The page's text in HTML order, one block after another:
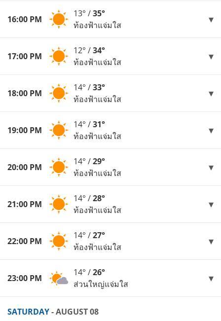
16:00 PM
13° /35°
ท้องฟ้าแจ่มใส
17:00 PM
12° /34°
ท้องฟ้าแจ่มใส
18:00 PM
14° /33°
ท้องฟ้าแจ่มใส
19:00 PM
14° /31°
ท้องฟ้าแจ่มใส
20:00 PM
14° /29°
ท้องฟ้าแจ่มใส
21:00 PM
14° /28°
ท้องฟ้าแจ่มใส
22:00 PM
14° /27°
ท้องฟ้าแจ่มใส
23:00 PM
14° /26°
ส่วนใหญ่แจ่มใส
SATURDAY- AUGUST 08